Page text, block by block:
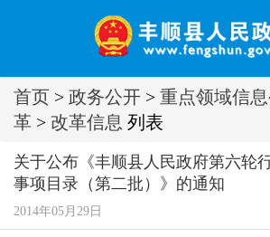
首页 > 政务公开 > 重点领域信
革 > 改革信息 列表
关于公布《丰顺县人民政府第六轮
事项目录（第二批）》的通知
2014年05月29日